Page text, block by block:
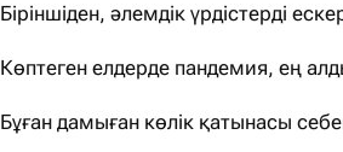
Біріншіден, әлемдік үрдістерді
Көптеген елдерде пандемия, ең
Бұған дамыған көлік қатынасы